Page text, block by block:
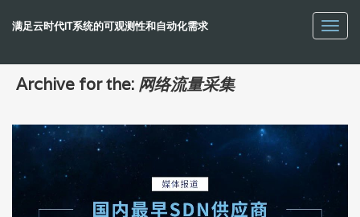
满足云时代IT系统的可观测性和自动化需求
Archive for the: 网络流量采集